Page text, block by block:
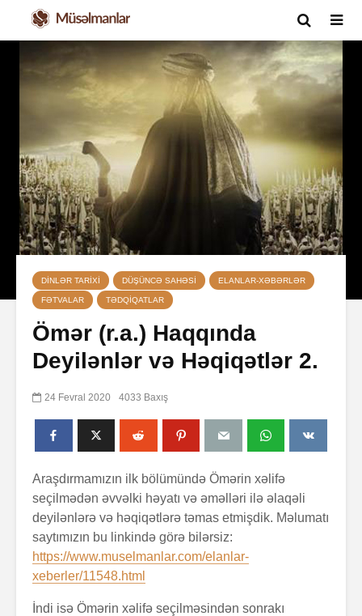
DINLƏR TARIXI DÜŞÜNCƏ SAHƏSI ELANLAR-XƏBƏRLƏR
FƏTVALAR TƏDQIQATLAR
Ömər (r.a.) Haqqında
Deyilənlər və Həqiqətlər 2.
24 Fevral 2020 4033 Baxış
Araşdırmamızın ilk bölümündə Ömərin xəlifə
seçilmədən əvvəlki həyatı və əməlləri ilə əlaqəli
deyilənlərə və həqiqətlərə təmas etmişdik. Məlumatı
saytımızın bu linkində görə bilərsiz:
https://www.muselmanlar.com/elanlar-
xeberler/11548.html
İndi isə Ömərin xəlifə seçilməsindən sonrakı